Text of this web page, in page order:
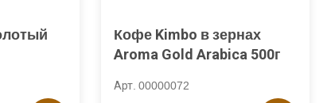
Кофе Kimbo в зернах
Aroma Gold Arabica 500г
Арт. 00000072